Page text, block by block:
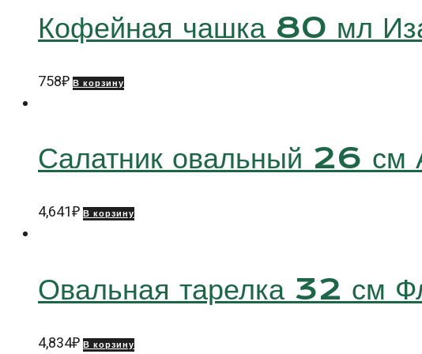
Кофейная чашка 80 мл
758₽ В корзину
Салатник овальный 26
4,641₽ В корзину
Овальная тарелка 32
4,834₽ В корзину